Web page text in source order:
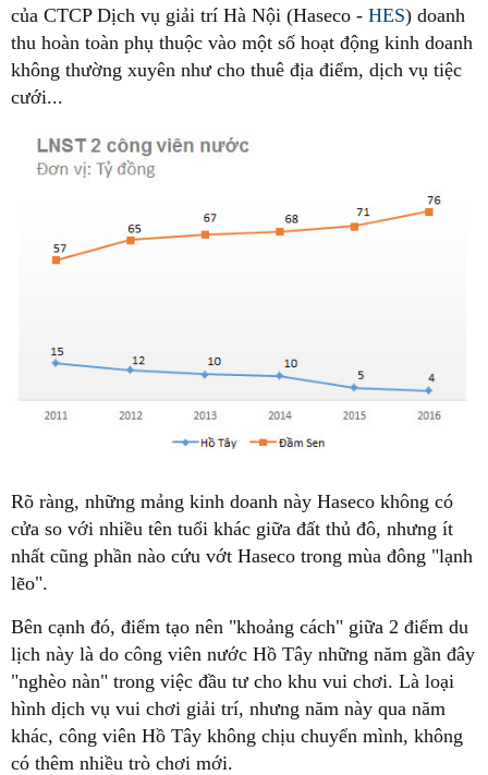
của CTCP Dịch vụ giải trí Hà Nội (Haseco - HES) doanh
thu hoàn toàn phụ thuộc vào một số hoạt động kinh doanh
không thường xuyên như cho thuê địa điểm, dịch vụ tiệc
cưới...
Rõ ràng, những mảng kinh doanh này Haseco không có
cửa so với nhiều tên tuổi khác giữa đất thủ đô, nhưng ít
nhất cũng phần nào cứu vớt Haseco trong mùa đông "lạnh
lẽo".
Bên cạnh đó, điểm tạo nên "khoảng cách" giữa 2 điểm du
lịch này là do công viên nước Hồ Tây những năm gần đây
"nghèo nàn" trong việc đầu tư cho khu vui chơi. Là loại
hình dịch vụ vui chơi giải trí, nhưng năm này qua năm
khác, công viên Hồ Tây không chịu chuyển mình, không
có thêm nhiều trò chơi mới.